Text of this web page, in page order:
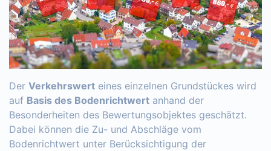
Der Verkehrswert eines einzelnen Grundstückes wird
auf Basis des Bodenrichtwert anhand der
Besonderheiten des Bewertungsobjektes geschätzt.
Dabei können die Zu- und Abschläge vom
Bodenrichtwert unter Berücksichtigung der